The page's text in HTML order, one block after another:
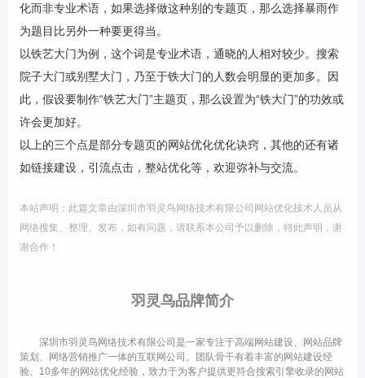
化而非专业术语，如果选择做这种别的专题页，那么选择暴雨作
为题目比另外一种要更得当。
以铁艺大门为例，这个词是专业术语，通晓的人相对较少。搜索
院子大门或别墅大门，乃至于铁大门的人数会明显的更加多。因
此，假设要制作“铁艺大门”主题页，那么设置为“铁大门”的功效或
许会更加好。
以上的三个点是部分专题页的网站优化优化诀窍，其他的还有诸
如链接建设，引流点击，整站优化等，欢迎弥补与交流。
本站声明：此篇文章由深圳市羽灵鸟网络技术有限公司网站优化技术人员从
网络搜集、整理、发布，如有问题，请联系本公司予以删除，特此声明，谢
谢合作！
羽灵鸟品牌简介
深圳市羽灵鸟网络技术有限公司是一家专注于高端网站建设、网站品牌
策划、网络营销推广一体的互联网公司。团队骨干有着丰富的网站建设经
验、10多年的网站优化经验，致力于为客户提供更符合搜索引擎收录的网站